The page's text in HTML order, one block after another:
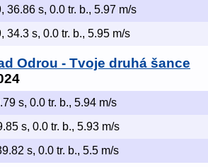
36.86 s, 0.0 tr. b., 5.97 m/s
34.3 s, 0.0 tr. b., 5.95 m/s
Odrou - Tvoje druhá šance
s, 0.0 tr. b., 5.94 m/s
s, 0.0 tr. b., 5.93 m/s
s, 0.0 tr. b., 5.5 m/s